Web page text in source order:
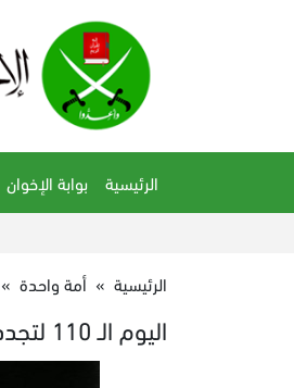
الرئيسية بوابة الإخوان
الرئيسية » أمة واحدة »
اليوم الـ 110 لتجدد العدوان على غزة.. حرب الإبادة مستمرة